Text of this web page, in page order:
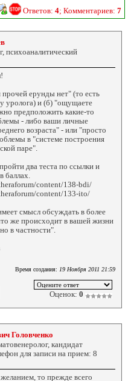
Ответов: 4; Комментариев: 7
психоаналитический
прочей ерунды нет" (то есть
уролога) и (б) "ощущаете
предположить какие-то
- либо ваши личные
возраста" - или "просто
в "системе построения
паре".
два теста по ссылки и
баллах.
content/138-bdi/
content/133-ito/
смысл обсуждать в более
же происходит в вашей жизни
в частности".
Время создания: 19 Ноября 2011 21:59
Оценок: 0
Головченко
кандидат
для записи на прием: 8
то прежде всего